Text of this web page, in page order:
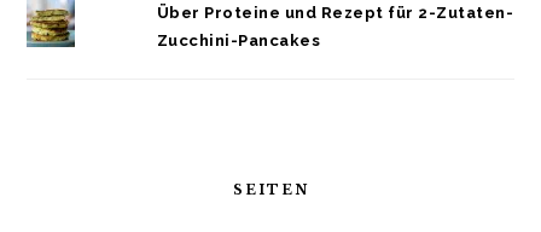
Über Proteine und Rezept für 2-Zutaten-
Zucchini-Pancakes
SEITEN